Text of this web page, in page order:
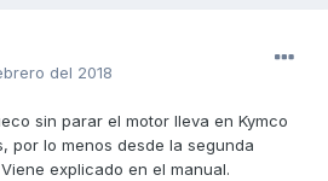
del 2018
sin parar el motor lleva en Kymco
por lo menos desde la segunda
explicado en el manual.